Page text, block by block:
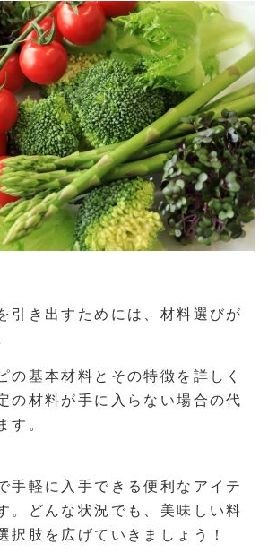
引き出すためには、材料選びが
の基本材料とその特徴を詳しく
の材料が手に入らない場合の代
す。
手軽に入手できる便利なアイテ
。どんな状況でも、美味しい料
択肢を広げていきましょう！